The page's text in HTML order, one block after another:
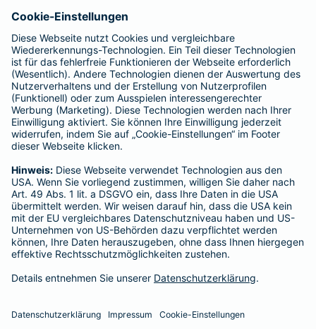
Tel.:0176 34521832
Mobil:0176 34521832
geschlossen- Öffnet um09:00 Montag
Tom Schweiger
Parkstr. 31
Tel.:01523 1791859
Mobil:01523 1791859
geschlossen- Öffnet um 08:00
Vermittler nach Namen, Stadt oder PLZ suchen
Startseite St. Wendel